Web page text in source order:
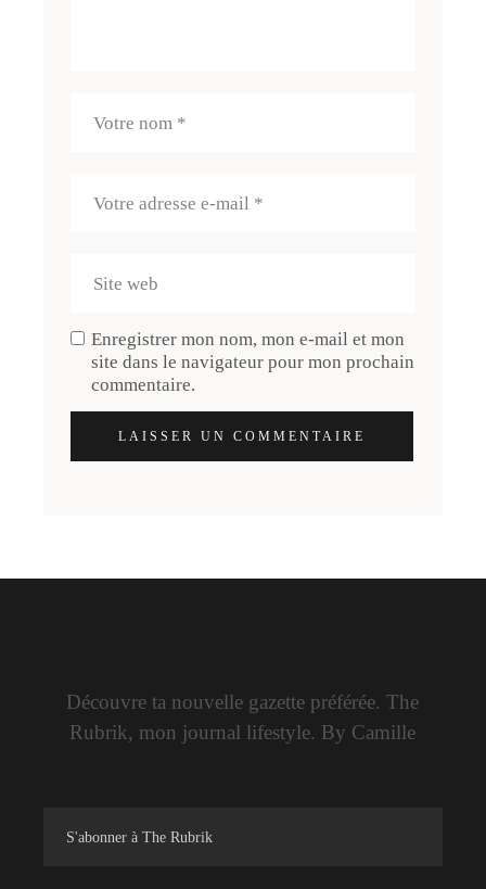
Enregistrer mon nom, mon e-mail et mon
site dans le navigateur pour mon prochain
commentaire.
LAISSER UN COMMENTAIRE
Découvre ta nouvelle gazette préférée. The
Rubrik, mon journal lifestyle. By Camille